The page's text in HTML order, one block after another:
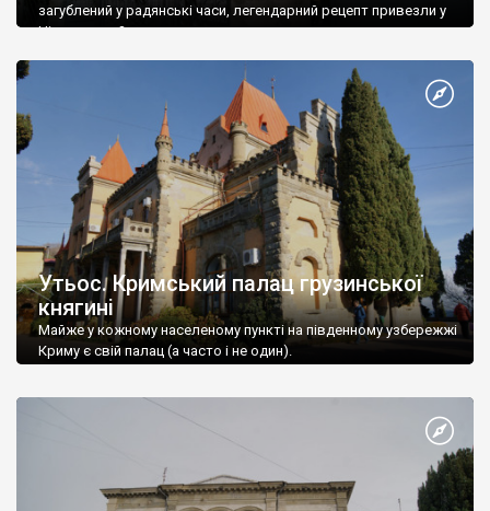
загублений у радянські часи, легендарний рецепт привезли у
Ніжин греки?
Утьос. Кримський палац грузинської
княгині
Майже у кожному населеному пункті на південному узбережжі
Криму є свій палац (а часто і не один).